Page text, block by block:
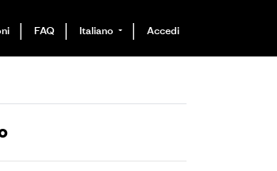
FAQ Italiano Accedi